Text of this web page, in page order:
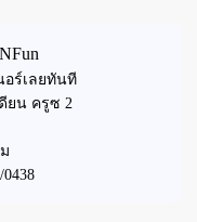
อร์เลยทันที
ยน ครูซ 2